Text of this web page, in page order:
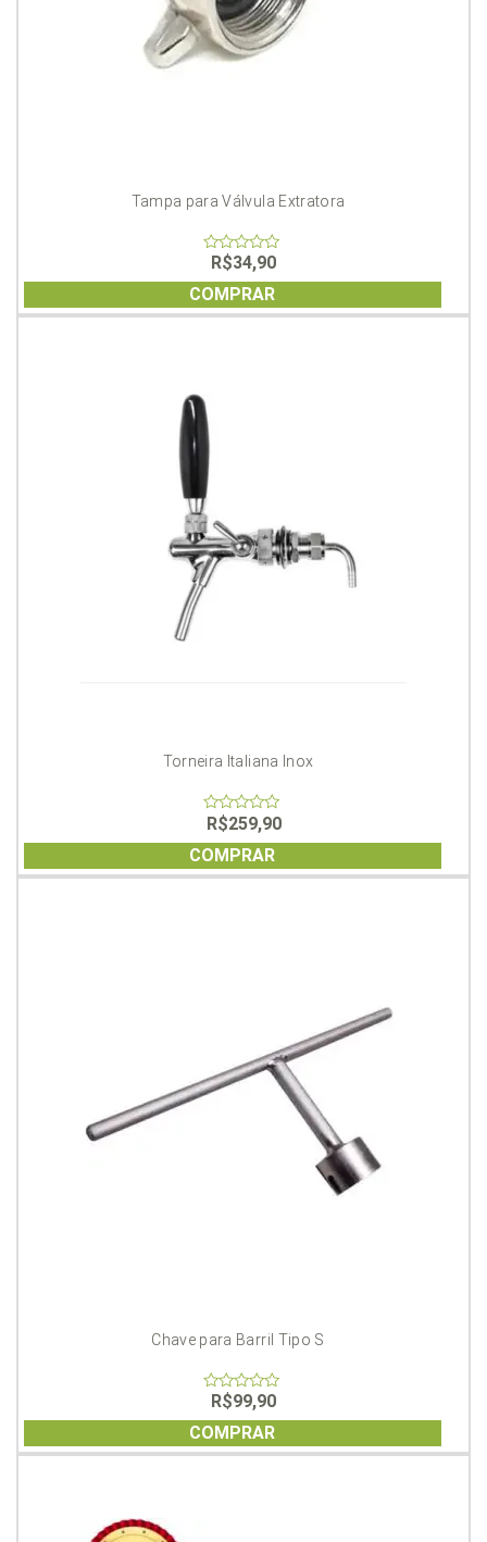
Tampa para Válvula Extratora
of
5
R$34,90
COMPRAR
Torneira Italiana Inox
0
out
of
5
R$259,90
COMPRAR
Chave para Barril Tipo S
of
5
R$99,90
COMPRAR